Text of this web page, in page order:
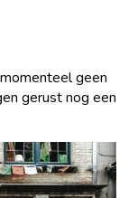
geen
gerust nog een